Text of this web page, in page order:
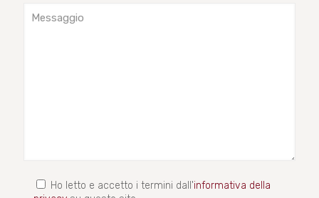
Ho letto e accetto i termini dall'informativa della